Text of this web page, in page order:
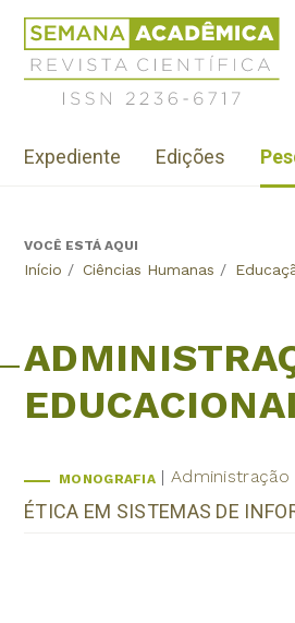
Jump
navigation
Revista
Científica
Semana
Acadêmica
2236-
Menu
institutional
Expediente Edições
BackVOCÊ ESTÁ AQUI
Início / Ciências Humanas /
MONOGRAFIA Administração
ÉTICA EM SISTEMAS DE